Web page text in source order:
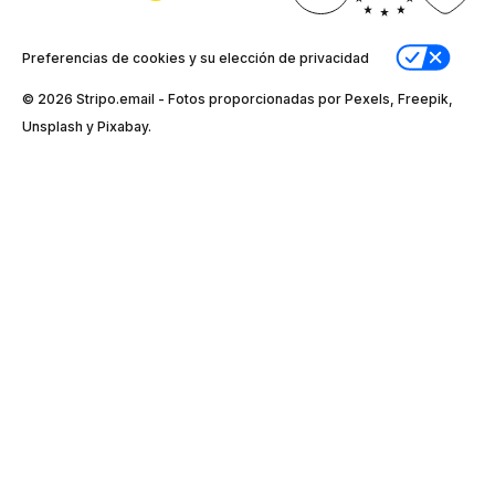
Preferencias de cookies y su elección de privacidad
© 2026 Stripо.email - Fotos proporcionadas por Pexels, Freepik,
Unsplash y Pixabay.